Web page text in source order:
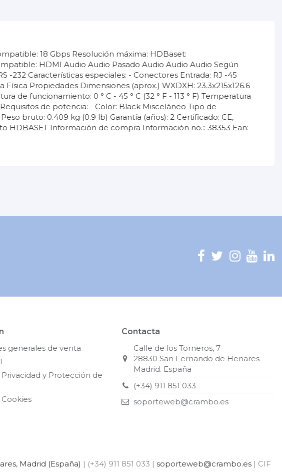
18 Gbps Resolución máxima: HDBaset:
HDMI Audio Audio Pasado Audio Audio Audio Según
-232 Características especiales: - Conectores Entrada: RJ -45
Propiedades Dimensiones (aprox.) WXDXH: 23.3x215x126.6
de funcionamiento: 0 ° C - 45 ° C (32 ° F - 113 ° F) Temperatura
de potencia: - Color: Black Misceláneo Tipo de
bruto: 0.409 kg (0.9 lb) Garantía (años): 2 Certificado: CE,
HDBASET Información de compra Información no.:: 38353 Ean:
generales de venta
y Protección de
Contacta
Calle de los Torneros, 7
28830 San Fernando de Henares
Madrid. España
(+34) 911 851 033
soporteweb@crambo.es
Madrid (España) | (+34) 911 851 033 | soporteweb@crambo.es| CIF